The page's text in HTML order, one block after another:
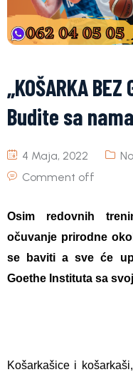
„KOŠARKA
Budite sa
4 Maja, 2022
Comment off
Osim redovnih
očuvanje prirodne
se baviti a sve će
Goethe Instituta sa
Košarkašice i